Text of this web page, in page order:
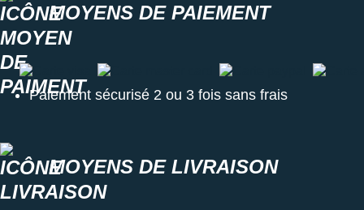
MOYENS DE PAIEMENT
Carte visa Carte master card Carte paypal Carte
Paiement sécurisé 2 ou 3 fois sans frais
MOYENS DE LIVRAISON